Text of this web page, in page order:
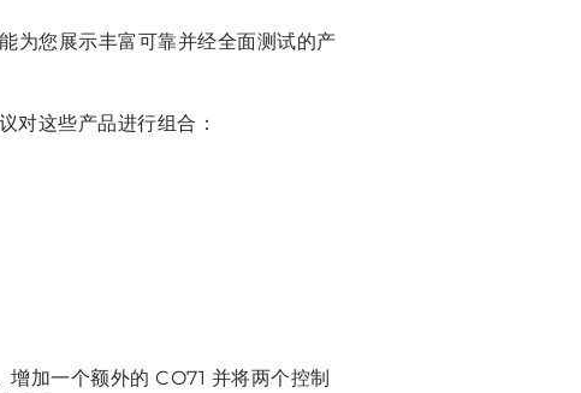
为您展示丰富可靠并经全面测试的产
对这些产品进行组合：
加一个额外的 CO71 并将两个控制